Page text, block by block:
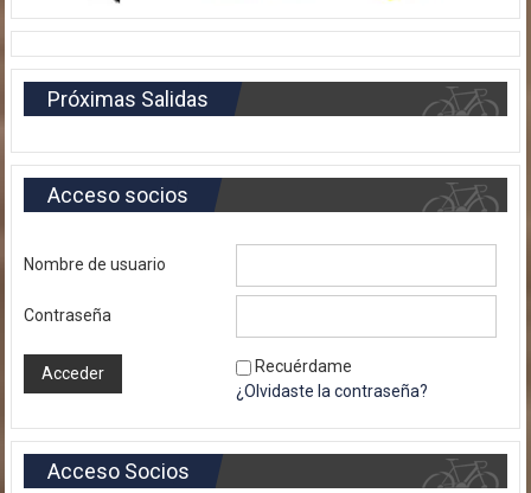
Próximas Salidas
Acceso socios
Nombre de usuario
Contraseña
Recuérdame
¿Olvidaste la contraseña?
Acceso Socios